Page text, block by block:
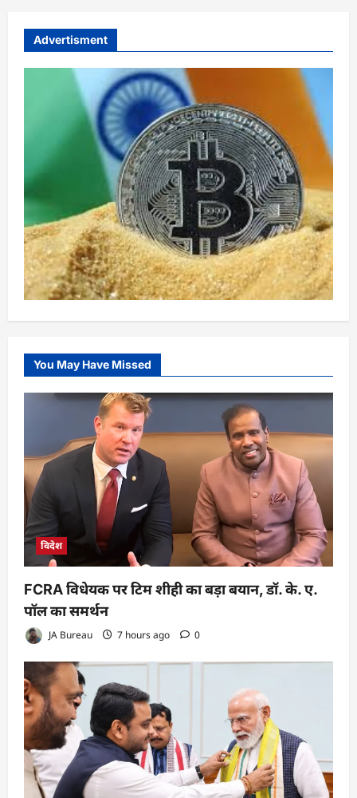
Advertisment
You May Have Missed
विदेश
FCRA विधेयक पर टिम शीही का बड़ा बयान, डॉ. के. ए.
पॉल का समर्थन
JA Bureau 7 hours ago 0